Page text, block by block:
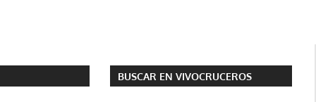
BUSCAR EN VIVOCRUCEROS